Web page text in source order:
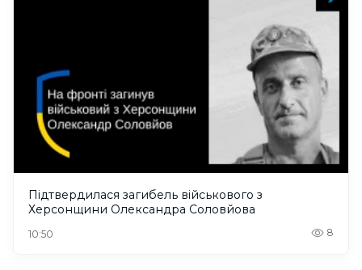
Підтвердилася загибель військового з
Херсонщини Олександра Соловйова
10:50 8